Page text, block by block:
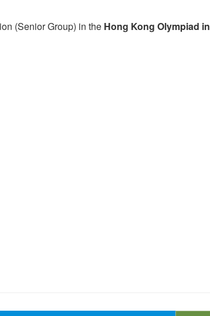
(Senior Group) in the Hong Kong Olympiad in